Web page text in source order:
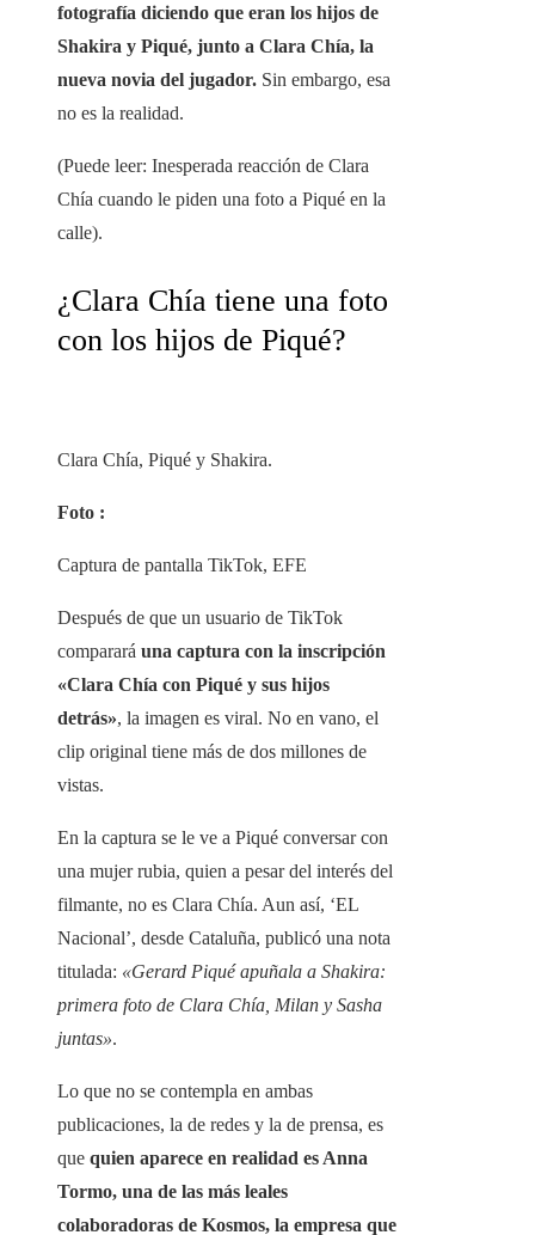
fotografía diciendo que eran los hijos de
Shakira y Piqué, junto a Clara Chía, la
nueva novia del jugador. Sin embargo, esa
no es la realidad.
(Puede leer: Inesperada reacción de Clara
Chía cuando le piden una foto a Piqué en la
calle).
¿Clara Chía tiene una foto
con los hijos de Piqué?
Clara Chía, Piqué y Shakira.
Foto :
Captura de pantalla TikTok, EFE
Después de que un usuario de TikTok
comparará una captura con la inscripción
«Clara Chía con Piqué y sus hijos
detrás», la imagen es viral. No en vano, el
clip original tiene más de dos millones de
vistas.
En la captura se le ve a Piqué conversar con
una mujer rubia, quien a pesar del interés del
filmante, no es Clara Chía. Aun así, ‘EL
Nacional’, desde Cataluña, publicó una nota
titulada: «Gerard Piqué apuñala a Shakira:
primera foto de Clara Chía, Milan y Sasha
juntas».
Lo que no se contempla en ambas
publicaciones, la de redes y la de prensa, es
que quien aparece en realidad es Anna
Tormo, una de las más leales
colaboradoras de Kosmos, la empresa que